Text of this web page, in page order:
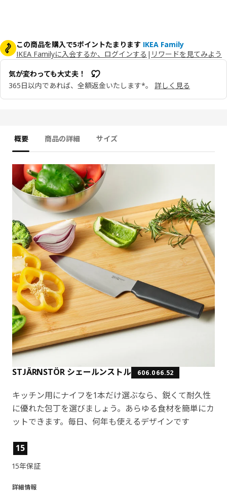
この商品を購入で5ポイントたまります IKEA Family
IKEA Familyに入会するか、ログインする | リワードを見てみよう
気が変わっても大丈夫！
365日以内であれば、全額返金いたします*。
詳しく見る
概要 商品の詳細 サイズ
STJÄRNSTÖR シェールンストル 606.066.52
キッチン用にナイフを1本だけ選ぶなら、鋭くて耐久性
に優れた包丁を選びましょう。あらゆる食材を簡単にカ
ットできます。毎日、何年も使えるデザインです
製品の特徴
15
15年保証
詳細情報